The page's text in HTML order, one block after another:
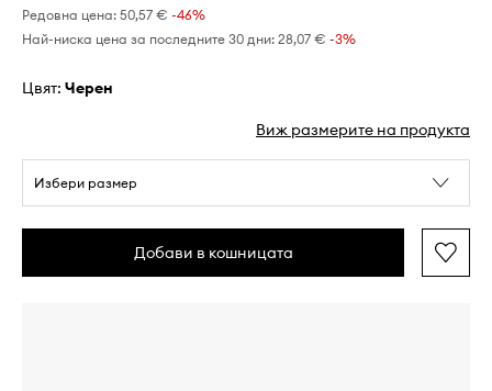
Редовна цена: 50,57 € -46%
Най-ниска цена за последните 30 дни: 28,07 € -3%
Цвят: черен
Виж размерите на продукта
Избери размер
Добави в кошницата